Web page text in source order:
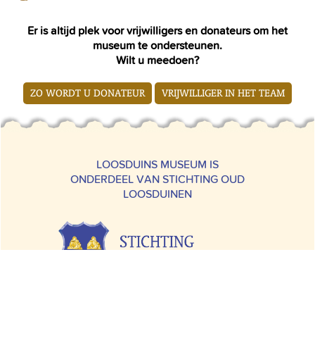
Er is altijd plek voor vrijwilligers en donateurs om het
museum te ondersteunen.
Wilt u meedoen?
ZO WORDT U DONATEUR VRIJWILLIGER IN HET TEAM
LOOSDUINS MUSEUM IS
ONDERDEEL VAN STICHTING OUD
LOOSDUINEN